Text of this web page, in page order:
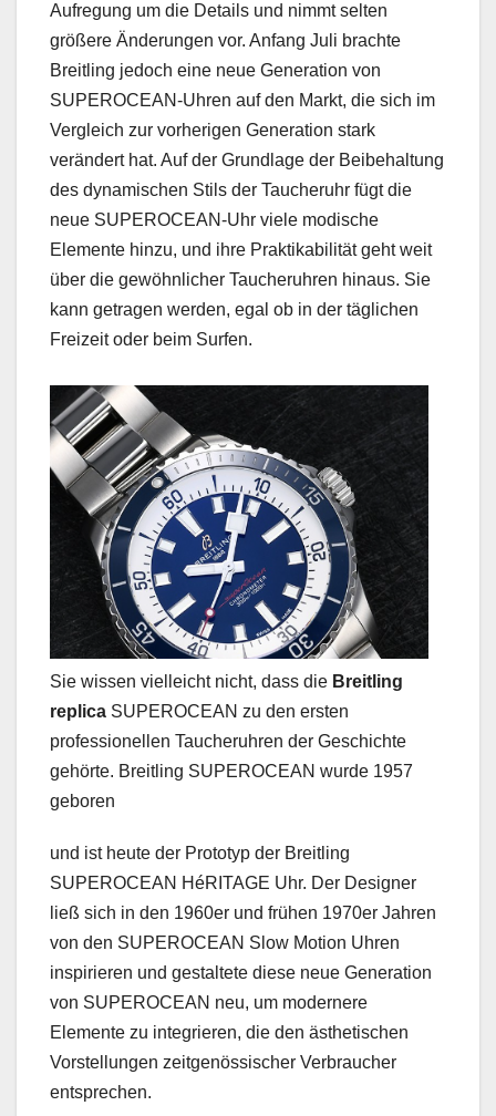
Aufregung um die Details und nimmt selten
größere Änderungen vor. Anfang Juli brachte
Breitling jedoch eine neue Generation von
SUPEROCEAN-Uhren auf den Markt, die sich im
Vergleich zur vorherigen Generation stark
verändert hat. Auf der Grundlage der Beibehaltung
des dynamischen Stils der Taucheruhr fügt die
neue SUPEROCEAN-Uhr viele modische
Elemente hinzu, und ihre Praktikabilität geht weit
über die gewöhnlicher Taucheruhren hinaus. Sie
kann getragen werden, egal ob in der täglichen
Freizeit oder beim Surfen.
Sie wissen vielleicht nicht, dass die Breitling
replica SUPEROCEAN zu den ersten
professionellen Taucheruhren der Geschichte
gehörte. Breitling SUPEROCEAN wurde 1957
geboren
und ist heute der Prototyp der Breitling
SUPEROCEAN HéRITAGE Uhr. Der Designer
ließ sich in den 1960er und frühen 1970er Jahren
von den SUPEROCEAN Slow Motion Uhren
inspirieren und gestaltete diese neue Generation
von SUPEROCEAN neu, um modernere
Elemente zu integrieren, die den ästhetischen
Vorstellungen zeitgenössischer Verbraucher
entsprechen.